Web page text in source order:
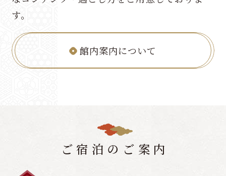
す。
館内案内について
ご宿泊のご案内